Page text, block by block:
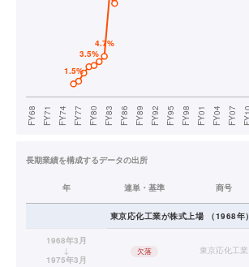
長期業績を構成するデータの出所
年 連単・基準 商号
東京応化工業が株式上場 （1968年）
1968年3月
↓
1975年3月
欠落 東京応化工業